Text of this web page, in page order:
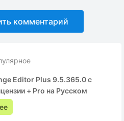
Editor Plus 9.5.365.0 с
+ Pro на Русском